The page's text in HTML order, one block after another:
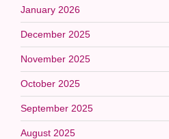
January 2026
December 2025
November 2025
October 2025
September 2025
August 2025